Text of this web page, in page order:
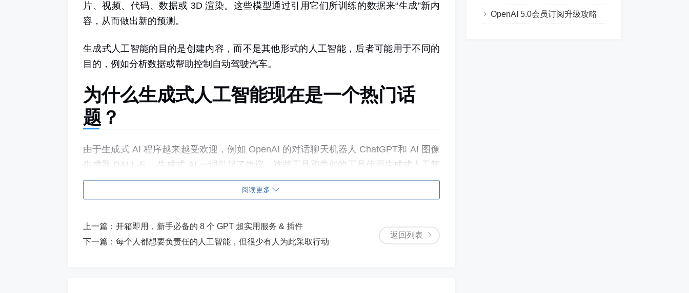
片、视频、代码、数据或 3D 渲染。 这些模型通过引用它们所训练的数据来“生成”新内
容，从而做出新的预测。
生成式人工智能的目的是创建内容，而不是其他形式的人工智能 ，后者可能用于不同的
目的，例如分析数据或帮助控制自动驾驶汽车。
为什么生成式人工智能现在是一个热门话
题？
由于生成式 AI 程序越来越受欢迎，例如 OpenAI 的对话聊天机器人 ChatGPT和 AI 图像
生成器 DALL-E ，生成式 AI 一词引起了热议。 这些工具和类似的工具使用生成式人工智
能在几秒钟内生成新内容，包括计算机代码、论文、电子邮件、社交媒体标题、图像、
诗歌、
等，这有可能改变人们目前的做事方式。
ChatGPT 非常受欢迎，推出后一周就积累了超过 100 万用户。
生成式人工智能领域的竞争，包括谷歌、微软的 Bing和Anthropic
随着越来越多的公
阅读更多
返回列表
上一篇： 开箱即用，新手必备的 8 个 GPT 超实用服务 & 插件
下一篇： 每个人都想要负责任的人工智能，但很少有人为此采取行动
OpenAI 5.0会员订阅升级攻略